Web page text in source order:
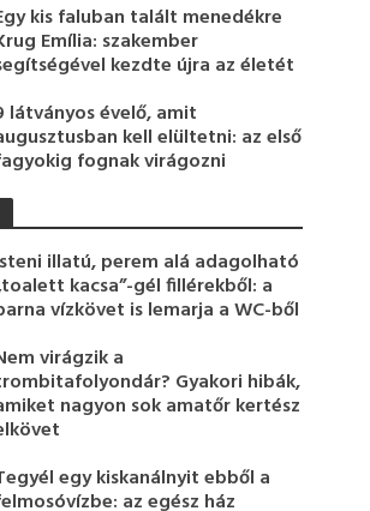
kis faluban talált menedékre
Emília: szakember
kezdte újra az életét
látványos évelő, amit
kell elültetni: az első
fognak virágozni
illatú, perem alá adagolható
kacsa”-gél fillérekből: a
vízkövet is lemarja a WC-ből
virágzik a
Gyakori hibák,
nagyon sok amatőr kertész
egy kiskanálnyit ebből a
az egész ház